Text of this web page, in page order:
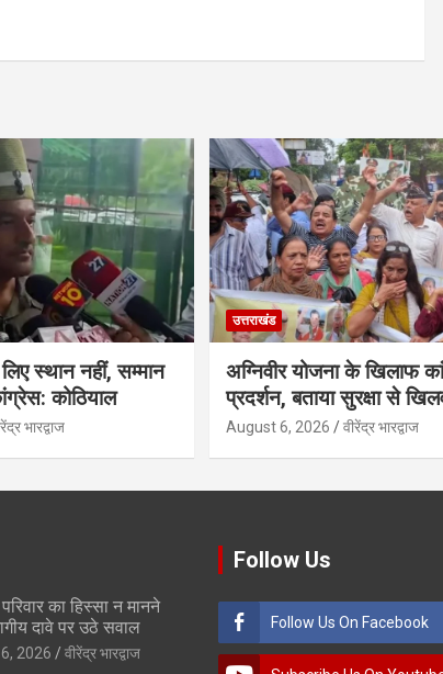
स्थान नहीं, सम्मान
कोठियाल
भारद्वाज
उत्तराखंड
अग्निवीर योजना के खिलाफ
प्रदर्शन, बताया सुरक्षा से
August 6, 2026 वीरेंद्र भारद्वाज
का हिस्सा न मानने
दावे पर उठे सवाल
2026 वीरेंद्र भारद्वाज
Follow Us
Follow Us On Facebook